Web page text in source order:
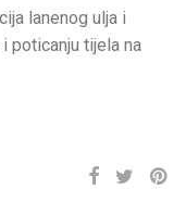
lanenog ulja i
poticanju tijela na